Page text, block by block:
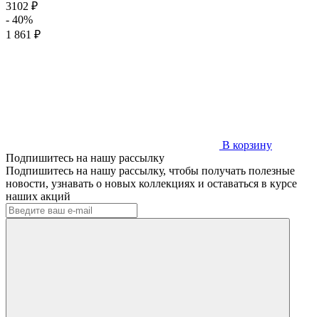
3102 ₽
- 40%
1 861 ₽
В корзину
Подпишитесь на нашу рассылку
Подпишитесь на нашу рассылку, чтобы получать полезные
новости, узнавать о новых коллекциях и оставаться в курсе
наших акций